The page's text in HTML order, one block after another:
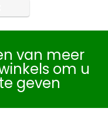
van meer
om u
geven